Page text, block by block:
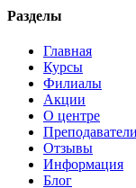
Разделы
Главная
Курсы
Филиалы
Акции
О центре
Преподаватели
Отзывы
Информация
Блог